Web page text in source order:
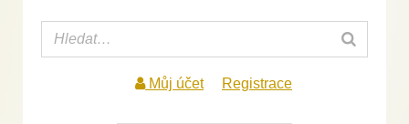
Můj účet Registrace